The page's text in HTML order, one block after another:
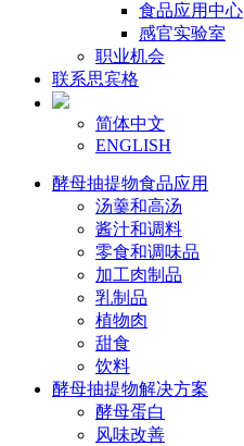
食品应用中心
感官实验室
职业机会
联系思宾格
简体中文
ENGLISH
酵母抽提物食品应用
汤羹和高汤
酱汁和调料
零食和调味品
加工肉制品
乳制品
植物肉
甜食
饮料
酵母抽提物解决方案
酵母蛋白
风味改善